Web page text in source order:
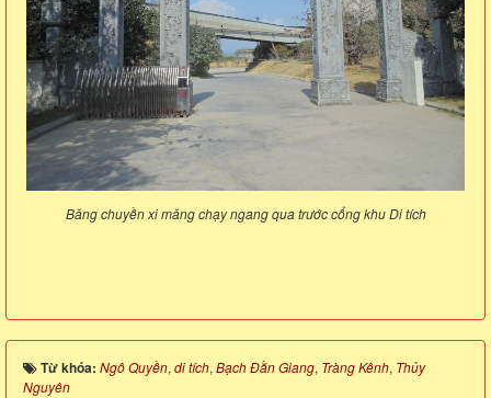
Băng chuyền xi măng chạy ngang qua trước cổng khu Di tích
Từ khóa: Ngô Quyền, di tích, Bạch Đằn Giang, Tràng Kênh, Thủy
Nguyên